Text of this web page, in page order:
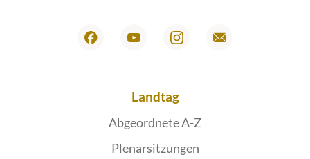
Landtag
Abgeordnete A-Z
Plenarsitzungen